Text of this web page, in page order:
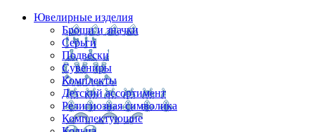
Ювелирные изделия
Броши и значки
Серьги
Подвески
Сувениры
Комплекты
Детский ассортимент
Религиозная символика
Комплектующие